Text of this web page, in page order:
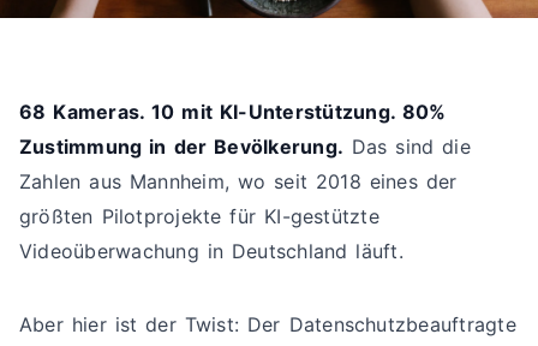
68 Kameras. 10 mit KI-Unterstützung. 80%
Zustimmung in der Bevölkerung. Das sind die
Zahlen aus Mannheim, wo seit 2018 eines der
größten Pilotprojekte für KI-gestützte
Videoüberwachung in Deutschland läuft.
Aber hier ist der Twist: Der Datenschutzbeauftragte